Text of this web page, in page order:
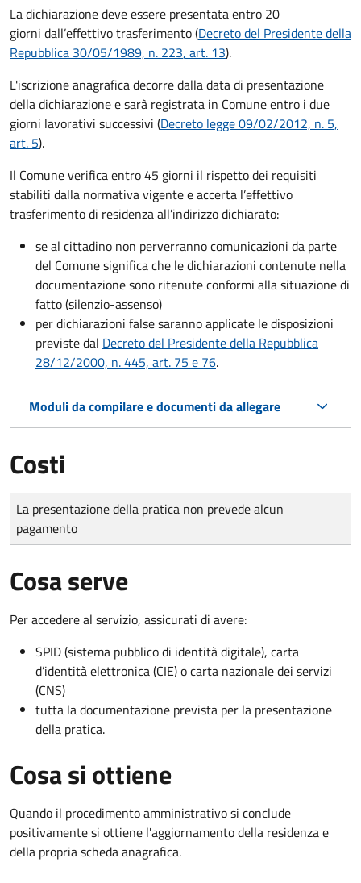
La dichiarazione deve essere presentata entro 20
giorni dall’effettivo trasferimento (Decreto del Presidente della
Repubblica 30/05/1989, n. 223, art. 13).
L'iscrizione anagrafica decorre dalla data di presentazione
della dichiarazione e sarà registrata in Comune entro i due
giorni lavorativi successivi (Decreto legge 09/02/2012, n. 5,
art. 5).
Il Comune verifica entro45 giorni il rispetto dei requisiti
stabiliti dalla normativa vigente e accerta l’effettivo
trasferimento di residenza all’indirizzo dichiarato:
se al cittadino non perverranno comunicazioni da parte
del Comune significa che le dichiarazioni contenute nella
documentazione sono ritenute conformi alla situazione di
fatto (silenzio-assenso)
per dichiarazioni false saranno applicate le disposizioni
previste dal Decreto del Presidente della Repubblica
28/12/2000, n. 445, art. 75 e 76.
Moduli da compilare e documenti da allegare
Costi
Tipo di pagamento
Importo
La presentazione della pratica non prevede alcun
pagamento
Cosa serve
Per accedere al servizio, assicurati di avere:
SPID (sistema pubblico di identità digitale), carta
d’identità elettronica (CIE) o carta nazionale dei servizi
(CNS)
tutta la documentazione prevista per la presentazione
della pratica.
Cosa si ottiene
Quando il procedimento amministrativo si conclude
positivamente si ottiene l'aggiornamento della residenza e
della propria scheda anagrafica.